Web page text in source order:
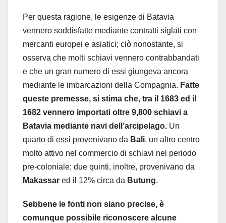
Per questa ragione, le esigenze di Batavia
vennero soddisfatte mediante contratti siglati con
mercanti europei e asiatici; ciò nonostante, si
osserva che molti schiavi vennero contrabbandati
e che un gran numero di essi giungeva ancora
mediante le imbarcazioni della Compagnia. Fatte
queste premesse, si stima che, tra il 1683 ed il
1682 vennero importati oltre 9,800 schiavi a
Batavia mediante navi dell’arcipelago. Un
quarto di essi provenivano da Bali, un altro centro
molto attivo nel commercio di schiavi nel periodo
pre-coloniale; due quinti, inoltre, provenivano da
Makassar ed il 12% circa da Butung.
Sebbene le fonti non siano precise, è
comunque possibile riconoscere alcune